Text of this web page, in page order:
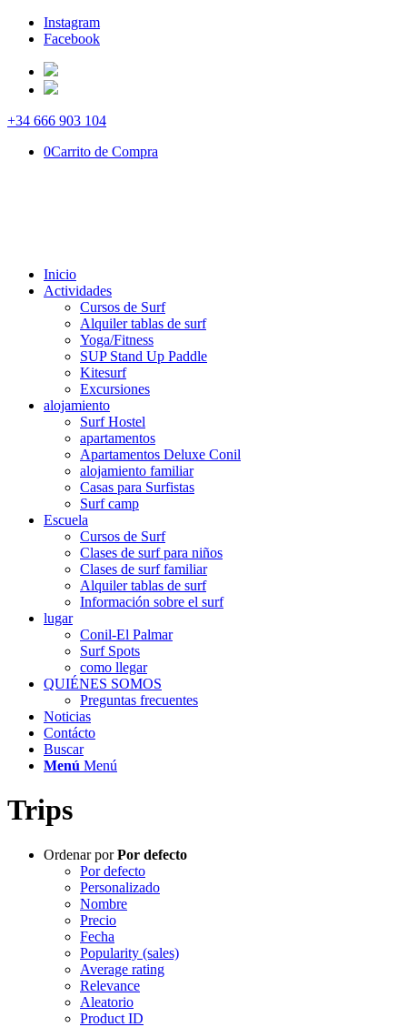
Instagram
Facebook
+34 666 903 104
0Carrito de Compra
Inicio
Actividades
Cursos de Surf
Alquiler tablas de surf
Yoga/Fitness
SUP Stand Up Paddle
Kitesurf
Excursiones
alojamiento
Surf Hostel
apartamentos
Apartamentos Deluxe Conil
alojamiento familiar
Casas para Surfistas
Surf camp
Escuela
Cursos de Surf
Clases de surf para niños
Clases de surf familiar
Alquiler tablas de surf
Información sobre el surf
lugar
Conil-El Palmar
Surf Spots
como llegar
QUIÉNES SOMOS
Preguntas frecuentes
Noticias
Contácto
Buscar
Menú Menú
Trips
Ordenar porPor defecto
Por defecto
Personalizado
Nombre
Precio
Fecha
Popularity (sales)
Average rating
Relevance
Aleatorio
Product ID